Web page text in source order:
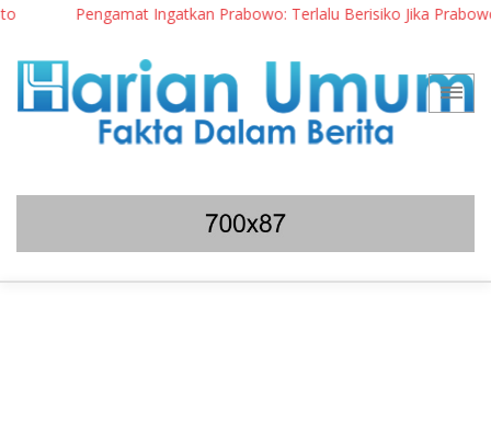
Pengamat Ingatkan Prabowo: Terlalu Berisiko Jika Prabowo